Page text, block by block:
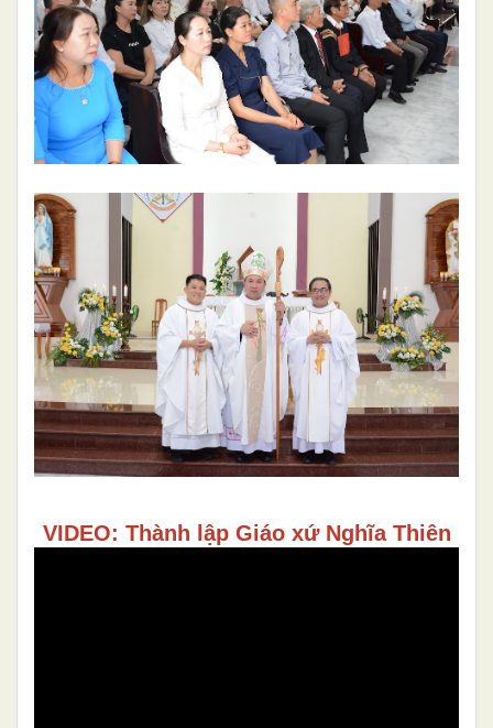
VIDEO: Thành lập Giáo xứ Nghĩa Thiên